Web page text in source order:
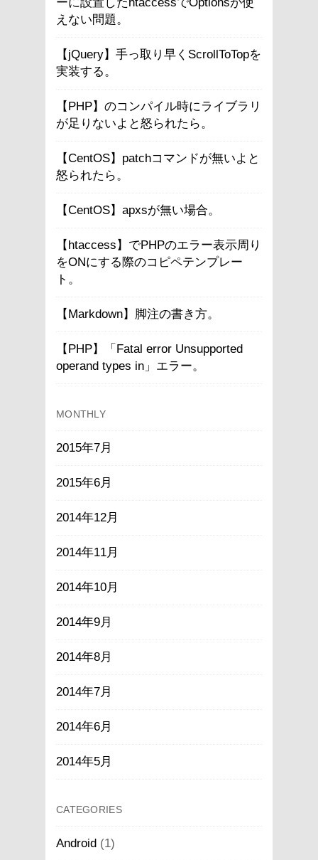
えない問題。
【jQuery】手っ取り早くScrollToTopを
実装する。
【PHP】のコンパイル時にライブラリ
が足りないよと怒られたら。
【CentOS】patchコマンドが無いよと
怒られたら。
【CentOS】apxsが無い場合。
【htaccess】でPHPのエラー表示周り
をONにする際のコピペテンプレー
ト。
【Markdown】脚注の書き方。
【PHP】「Fatal error Unsupported
operand types in」エラー。
MONTHLY
2015年7月
2015年6月
2014年12月
2014年11月
2014年10月
2014年9月
2014年8月
2014年7月
2014年6月
2014年5月
CATEGORIES
Android (1)